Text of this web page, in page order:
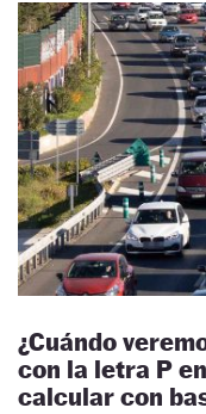
¿Cuándo
con la letra P
calcular con